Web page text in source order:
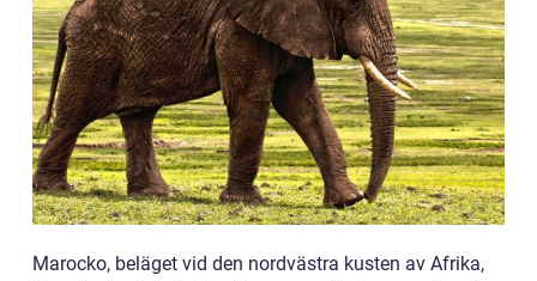
Marocko, beläget vid den nordvästra kusten av Afrika,